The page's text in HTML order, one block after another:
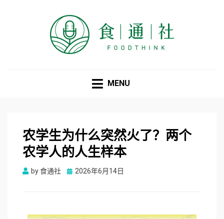
MENU
农学生为什么突然火了？两个
农学人的人生样本
by食通社
Posted
2026年6月14日